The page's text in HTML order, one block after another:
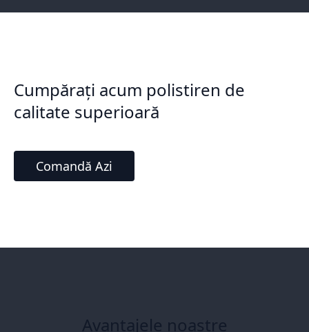
Cumpărați acum polistiren de
calitate superioară
Comandă Azi
Avantajele noastre